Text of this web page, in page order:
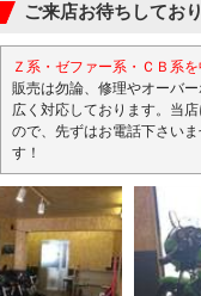
ご来店お待ちしてお
Ｚ系・ゼファー系・ＣＢ系
販売は勿論、修理やオーバ
広く対応しております。当
ので、先ずはお電話下さい
す！